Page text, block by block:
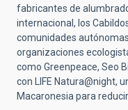
fabricantes de
internacional, los
comunidades
organizaciones
como Greenpeace, Seo
con LIFE Natura@night,
Macaronesia para